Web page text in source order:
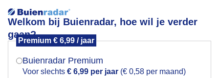
Welkom bij Buienradar, hoe wil je verder
gaan?
Premium € 6,99 / jaar
Buienradar Premium
Voor slechts € 6,99 per jaar (€ 0,58 per maand)
Upside down, de boomklever
Mogen we je locatie gebruiken voor het